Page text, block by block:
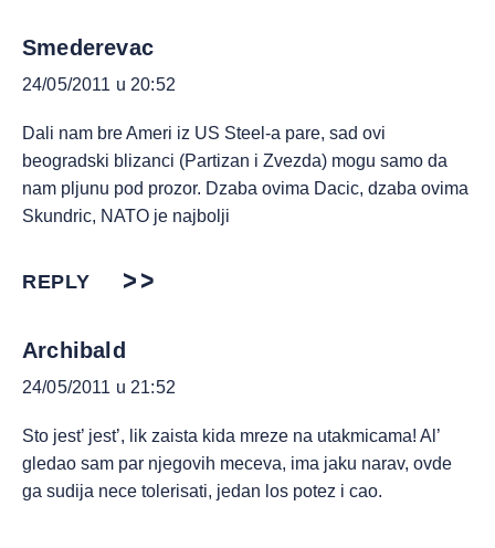
Smederevac
24/05/2011 u 20:52
Dali nam bre Ameri iz US Steel-a pare, sad ovi
beogradski blizanci (Partizan i Zvezda) mogu samo da
nam pljunu pod prozor. Dzaba ovima Dacic, dzaba ovima
Skundric, NATO je najbolji
REPLY
Archibald
24/05/2011 u 21:52
Sto jest’ jest’, lik zaista kida mreze na utakmicama! Al’
gledao sam par njegovih meceva, ima jaku narav, ovde
ga sudija nece tolerisati, jedan los potez i cao.